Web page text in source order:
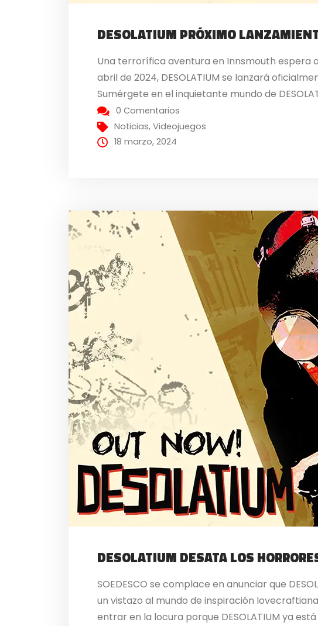
DESOLATIUM PRÓXIMO
Una terrorífica aventura en Innsmouth espera a
abril de 2024, DESOLATIUM se lanzará
Sumérgete en el inquietante mundo de
0 Comentarios
Noticias,Videojuegos
18 marzo, 2024
DESOLATIUM DESATA LOS
SOEDESCO se complace en anunciar que
un vistazo al mundo de inspiración
entrar en la locura porque DESOLATIUM ya